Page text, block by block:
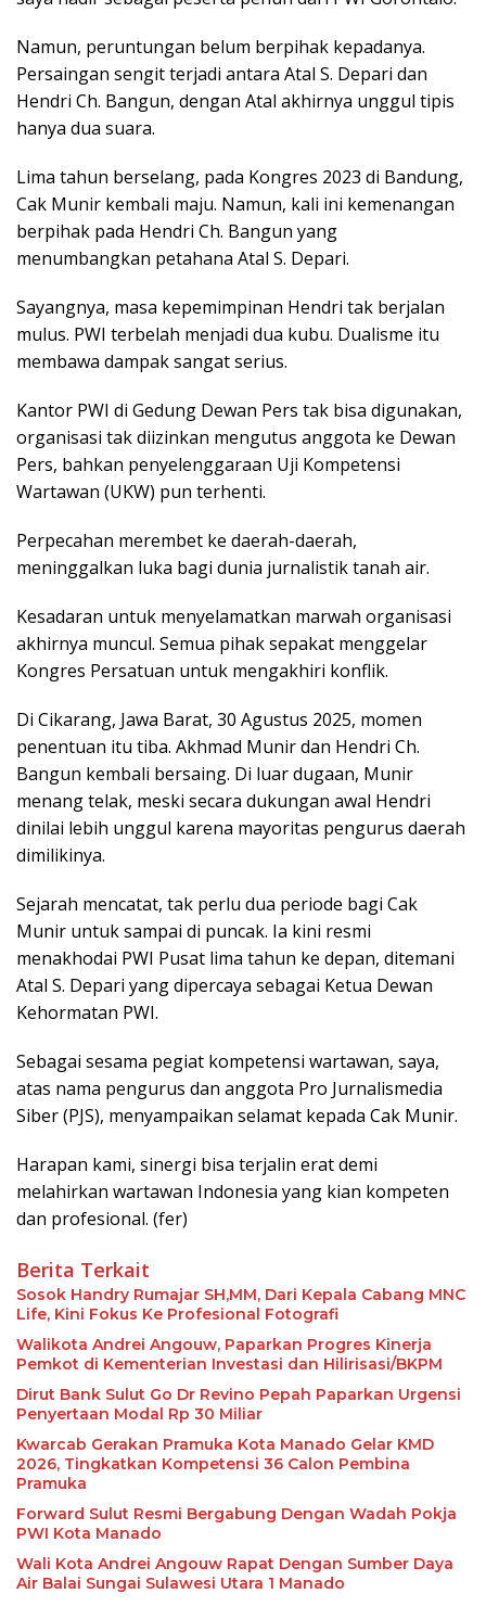
Namun, peruntungan belum berpihak kepadanya.
Persaingan sengit terjadi antara Atal S. Depari dan
Hendri Ch. Bangun, dengan Atal akhirnya unggul tipis
hanya dua suara.
Lima tahun berselang, pada Kongres 2023 di Bandung,
Cak Munir kembali maju. Namun, kali ini kemenangan
berpihak pada Hendri Ch. Bangun yang
menumbangkan petahana Atal S. Depari.
Sayangnya, masa kepemimpinan Hendri tak berjalan
mulus. PWI terbelah menjadi dua kubu. Dualisme itu
membawa dampak sangat serius.
Kantor PWI di Gedung Dewan Pers tak bisa digunakan,
organisasi tak diizinkan mengutus anggota ke Dewan
Pers, bahkan penyelenggaraan Uji Kompetensi
Wartawan (UKW) pun terhenti.
Perpecahan merembet ke daerah-daerah,
meninggalkan luka bagi dunia jurnalistik tanah air.
Kesadaran untuk menyelamatkan marwah organisasi
akhirnya muncul. Semua pihak sepakat menggelar
Kongres Persatuan untuk mengakhiri konflik.
Di Cikarang, Jawa Barat, 30 Agustus 2025, momen
penentuan itu tiba. Akhmad Munir dan Hendri Ch.
Bangun kembali bersaing. Di luar dugaan, Munir
menang telak, meski secara dukungan awal Hendri
dinilai lebih unggul karena mayoritas pengurus daerah
dimilikinya.
Sejarah mencatat, tak perlu dua periode bagi Cak
Munir untuk sampai di puncak. Ia kini resmi
menakhodai PWI Pusat lima tahun ke depan, ditemani
Atal S. Depari yang dipercaya sebagai Ketua Dewan
Kehormatan PWI.
Sebagai sesama pegiat kompetensi wartawan, saya,
atas nama pengurus dan anggota Pro Jurnalismedia
Siber (PJS), menyampaikan selamat kepada Cak Munir.
Harapan kami, sinergi bisa terjalin erat demi
melahirkan wartawan Indonesia yang kian kompeten
dan profesional. (fer)
Berita Terkait
Sosok Handry Rumajar SH,MM, Dari Kepala Cabang MNC
Life, Kini Fokus Ke Profesional Fotografi
Walikota Andrei Angouw, Paparkan Progres Kinerja
Pemkot di Kementerian Investasi dan Hilirisasi/BKPM
Dirut Bank Sulut Go Dr Revino Pepah Paparkan Urgensi
Penyertaan Modal Rp 30 Miliar
Kwarcab Gerakan Pramuka Kota Manado Gelar KMD
2026, Tingkatkan Kompetensi 36 Calon Pembina
Pramuka
Forward Sulut Resmi Bergabung Dengan Wadah Pokja
PWI Kota Manado
Wali Kota Andrei Angouw Rapat Dengan Sumber Daya
Air Balai Sungai Sulawesi Utara 1 Manado